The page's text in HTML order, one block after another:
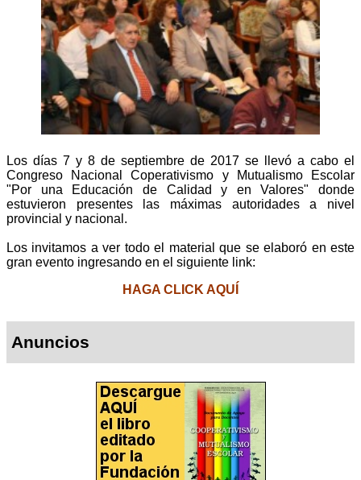
Los días 7 y 8 de septiembre de 2017 se llevó a cabo el
Congreso Nacional Coperativismo y Mutualismo Escolar
"Por una Educación de Calidad y en Valores" donde
estuvieron presentes las máximas autoridades a nivel
provincial y nacional.
Los invitamos a ver todo el material que se elaboró en este
gran evento ingresando en el siguiente link:
HAGA CLICK AQUÍ
Anuncios